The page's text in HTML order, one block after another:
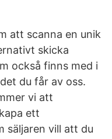
att scanna en unik
skicka
också finns med i
du får av oss.
vi att
ett
säljaren vill att du